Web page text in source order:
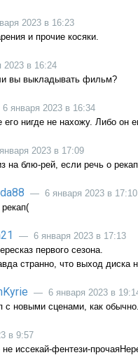
2023 в 16:23
и прочие косяки.
в 16:24
вы выкладывать фильм?
января 2023 в 16:34
его нигде не нахожу. Либо
2023 в 17:09
на блю-рей, если речь о
— 6 января 2023 в 17:10
— 6 января 2023 в 17:13
первого сезона.
странно, что выход диска
— 6 января 2023 в
с новыми сценами, как обычно.
в 9:57
иссекай-фентези-